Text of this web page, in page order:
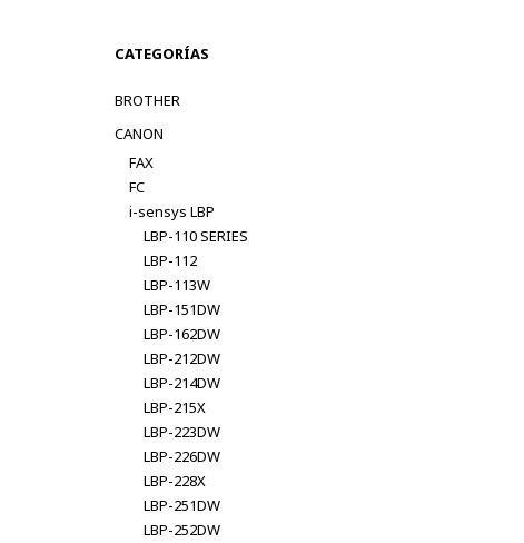
CATEGORÍAS
BROTHER
CANON
FAX
FC
i-sensys LBP
LBP-110 SERIES
LBP-112
LBP-113W
LBP-151DW
LBP-162DW
LBP-212DW
LBP-214DW
LBP-215X
LBP-223DW
LBP-226DW
LBP-228X
LBP-251DW
LBP-252DW